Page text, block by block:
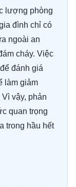
lượng phòng
đình chỉ có
ngoài an
cháy. Việc
đánh giá
làm giảm
vậy, phản
quan trọng
trong hầu hết